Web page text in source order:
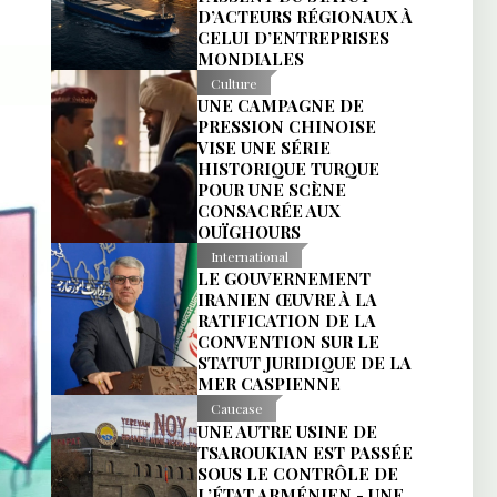
D’ACTEURS RÉGIONAUX À
CELUI D’ENTREPRISES
MONDIALES
Culture
UNE CAMPAGNE DE
PRESSION CHINOISE
VISE UNE SÉRIE
HISTORIQUE TURQUE
POUR UNE SCÈNE
CONSACRÉE AUX
OUÏGHOURS
International
LE GOUVERNEMENT
IRANIEN ŒUVRE À LA
RATIFICATION DE LA
CONVENTION SUR LE
STATUT JURIDIQUE DE LA
MER CASPIENNE
Caucase
UNE AUTRE USINE DE
TSAROUKIAN EST PASSÉE
SOUS LE CONTRÔLE DE